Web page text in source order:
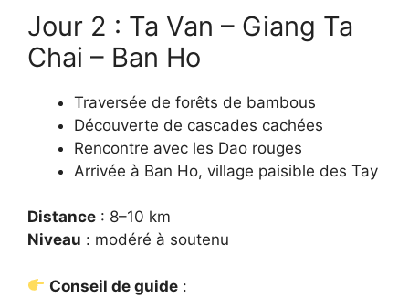
Jour 2 : Ta Van – Giang Ta
Chai – Ban Ho
Traversée de forêts de bambous
Découverte de cascades cachées
Rencontre avec les Dao rouges
Arrivée à Ban Ho, village paisible des Tay
Distance : 8–10 km
Niveau : modéré à soutenu
Conseil de guide :